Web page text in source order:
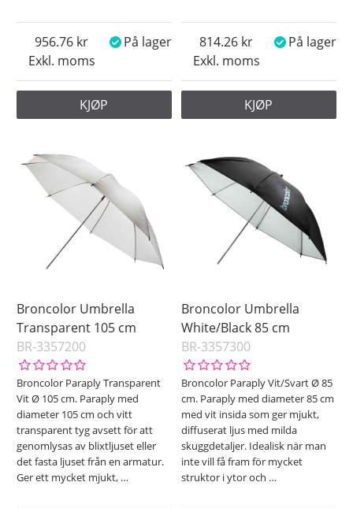
Exkl. moms
956.76 På lager
KJØP
Exkl. moms
814.26 På lager
KJØP
Broncolor Umbrella
Transparent 105 cm
BR-3357200
Broncolor Paraply Transparent
Vit Ø 105 cm. Paraply med
diameter 105 cm och vitt
transparent tyg avsett för att
genomlysas av blixtljuset eller
det fasta ljuset från en armatur.
Ger ett mycket mjukt, …
Broncolor Umbrella
White/Black 85 cm
BR-3357300
Broncolor Paraply Vit/Svart Ø 85
cm. Paraply med diameter 85 cm
med vit insida som ger mjukt,
diffuserat ljus med milda
skuggdetaljer. Idealisk när man
inte vill få fram för mycket
struktor i ytor och …